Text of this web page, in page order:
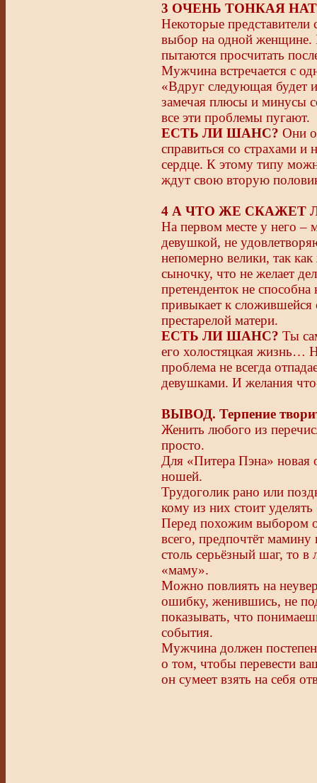
3 ОЧЕНЬ ТОНКАЯ
Некоторые представители
выбор на одной женщине.
пытаются просчитать
Мужчина встречается с
«Вдруг следующая будет
замечая плюсы и минусы
все эти проблемы пугают.
ЕСТЬ ЛИ ШАНС? Они
справиться со страхами
сердце. К этому типу
ждут свою вторую
4 А ЧТО ЖЕ
На первом месте у него –
девушкой, не
непомерно велики, так
сыночку, что не желает
претенденток не
привыкает к сложившейся
престарелой матери.
ЕСТЬ ЛИ ШАНС? Ты
его холостяцкая жизнь…
проблема не всегда
девушками. И желания
ВЫВОД. Терпение
Женить любого из
просто.
Для «Питера Пэна» новая
ношей.
Трудоголик рано или
кому из них стоит
Перед похожим выбором
всего, предпочтёт
столь серьёзный шаг, то в
«маму».
Можно повлиять на
ошибку, женившись, не
показывать, что
события.
Мужчина должен
о том, чтобы перевести
он сумеет взять на себя